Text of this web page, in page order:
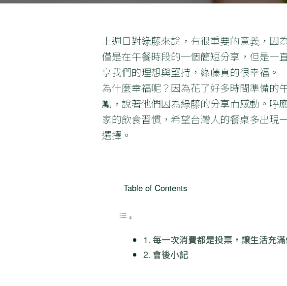
上週日對綠藤來說，有很重要的意義，
僅是在午餐時段的一個簡短分享，但是一
享我們的理想與堅持，綠藤真的很幸福。
為什麼幸福呢？因為花了好多時間準備的
勵，說著他們因為綠藤的分享而感動。呼
家的飲食習慣，希望台灣人的餐桌多出現
選擇。
Table of Contents
每一次消費都是投票，讓生活充
會後小記